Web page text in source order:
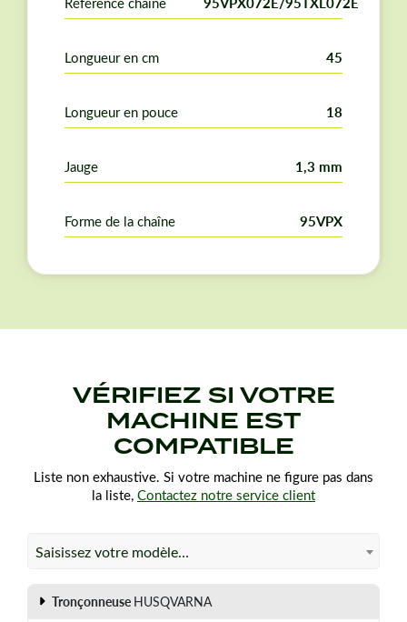
Longueur en cm 45
Longueur en pouce 18
Jauge 1,3 mm
Forme de la chaîne 95VPX
VÉRIFIEZ SI VOTRE
MACHINE EST
COMPATIBLE
Liste non exhaustive. Si votre machine ne figure pas dans
la liste, Contactez notre service client
Saisissez votre modèle…
Tronçonneuse HUSQVARNA